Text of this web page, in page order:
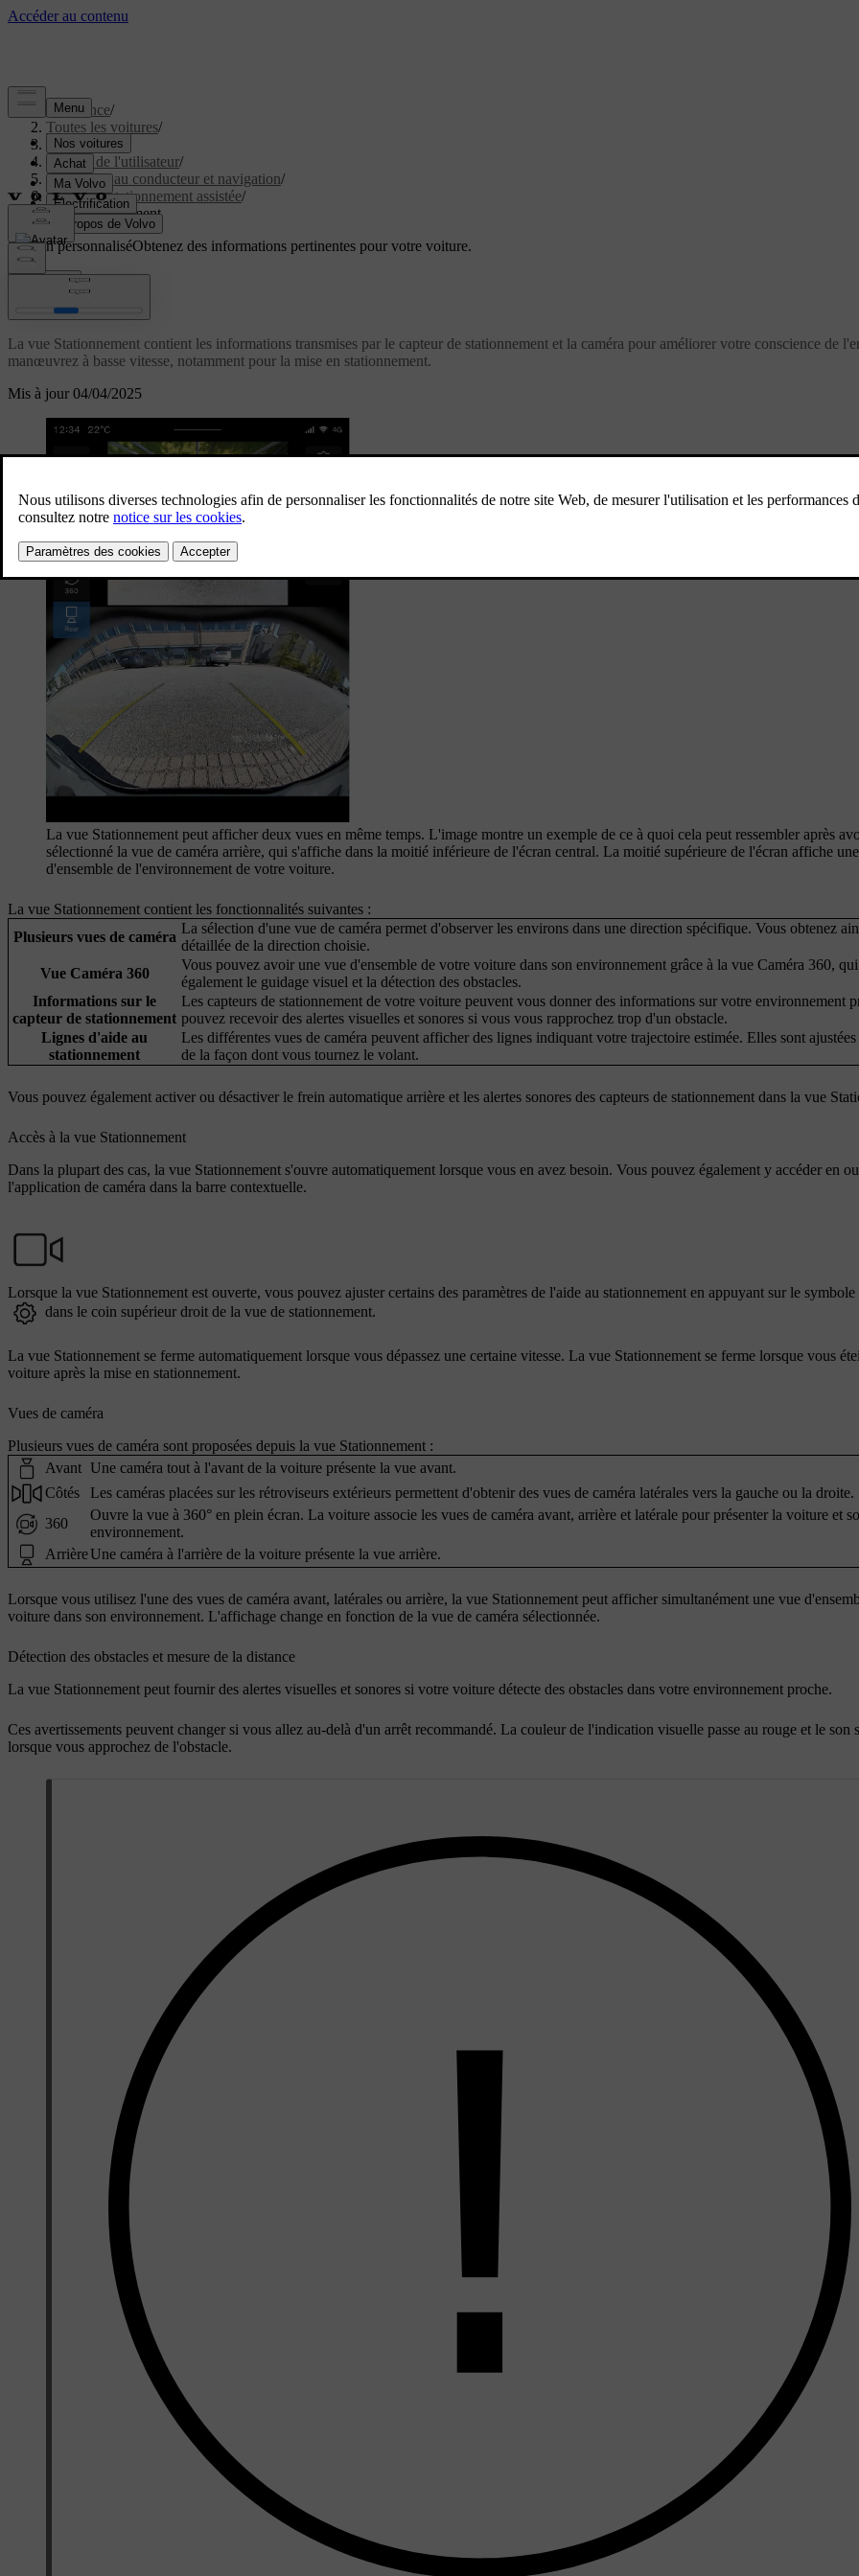
Assistance/
Toutes les voitures/
EC40 2027/
Manuel de l'utilisateur/
Assistance au conducteur et navigation/
Mise en stationnement assistée/
Vue Stationnement
Soutien personnaliséObtenez des informations pertinentes pour votre voiture.
Connexion
Mis à jour 04/04/2025
Vue Stationnement
La vue Stationnement contient les informations transmises par le capteur de stationnement et la caméra pour améliorer votre conscience de
manœuvrez à basse vitesse, notamment pour la mise en stationnement.
La vue Stationnement peut afficher deux vues en même temps. L'image montre un exemple de ce à quoi cela peut ressembler après
sélectionné la vue de caméra arrière, qui s'affiche dans la moitié inférieure de l'écran central. La moitié supérieure de l'écran affiche
d'ensemble de l'environnement de votre voiture.
La vue Stationnement contient les fonctionnalités suivantes :
Plusieurs vues de caméra
La sélection d'une vue de caméra permet d'observer les environs dans une direction spécifique. Vous obtenez
détaillée de la direction choisie.
Vue Caméra 360
Vous pouvez avoir une vue d'ensemble de votre voiture dans son environnement grâce à la vue Caméra 360, qui
également le guidage visuel et la détection des obstacles.
Informations sur le
capteur de stationnement
Les capteurs de stationnement de votre voiture peuvent vous donner des informations sur votre environnement
pouvez recevoir des alertes visuelles et sonores si vous vous rapprochez trop d'un obstacle.
Lignes d'aide au
stationnement
Les différentes vues de caméra peuvent afficher des lignes indiquant votre trajectoire estimée. Elles sont
de la façon dont vous tournez le volant.
Vous pouvez également activer ou désactiver le frein automatique arrière et les alertes sonores des capteurs de stationnement dans la vue
Accès à la vue Stationnement
Dans la plupart des cas, la vue Stationnement s'ouvre automatiquement lorsque vous en avez besoin. Vous pouvez également y accéder en
l'application de caméra dans la barre contextuelle.
Lorsque la vue Stationnement est ouverte, vous pouvez ajuster certains des paramètres de l'aide au stationnement en appuyant sur le symbole
dans le coin supérieur droit de la vue de stationnement.
La vue Stationnement se ferme automatiquement lorsque vous dépassez une certaine vitesse. La vue Stationnement se ferme lorsque vous
voiture après la mise en stationnement.
Vues de caméra
Plusieurs vues de caméra sont proposées depuis la vue Stationnement :
Avant Une caméra tout à l'avant de la voiture présente la vue avant.
Côtés
Les caméras placées sur les rétroviseurs extérieurs permettent d'obtenir des vues de caméra latérales vers la gauche ou la droite.
360
Ouvre la vue à 360° en plein écran. La voiture associe les vues de caméra avant, arrière et latérale pour présenter la voiture et
environnement.
ArrièreUne caméra à l'arrière de la voiture présente la vue arrière.
Lorsque vous utilisez l'une des vues de caméra avant, latérales ou arrière, la vue Stationnement peut afficher simultanément une vue
voiture dans son environnement. L'affichage change en fonction de la vue de caméra sélectionnée.
Détection des obstacles et mesure de la distance
La vue Stationnement peut fournir des alertes visuelles et sonores si votre voiture détecte des obstacles dans votre environnement proche.
Ces avertissements peuvent changer si vous allez au-delà d'un arrêt recommandé. La couleur de l'indication visuelle passe au rouge et le son
lorsque vous approchez de l'obstacle.